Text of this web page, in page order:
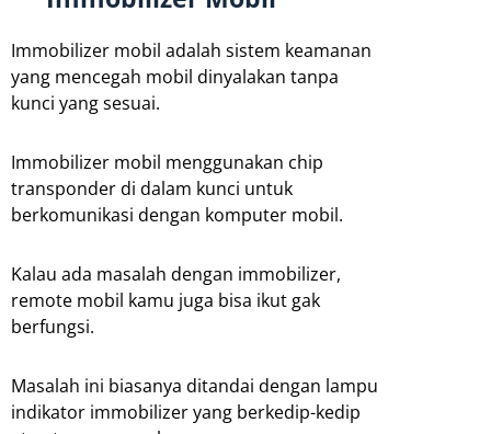
Immobilizer mobil adalah sistem keamanan
yang mencegah mobil dinyalakan tanpa
kunci yang sesuai.
Immobilizer mobil menggunakan chip
transponder di dalam kunci untuk
berkomunikasi dengan komputer mobil.
Kalau ada masalah dengan immobilizer,
remote mobil kamu juga bisa ikut gak
berfungsi.
Masalah ini biasanya ditandai dengan lampu
indikator immobilizer yang berkedip-kedip